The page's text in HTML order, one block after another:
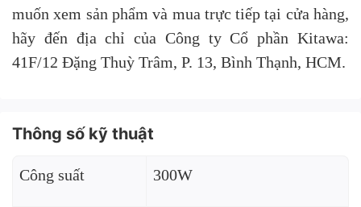
muốn xem sản phẩm và mua trực tiếp tại cửa hàng,
hãy đến địa chỉ của Công ty Cổ phần Kitawa:
41F/12 Đặng Thuỳ Trâm, P. 13, Bình Thạnh, HCM.
Thông số kỹ thuật
Công suất 300W